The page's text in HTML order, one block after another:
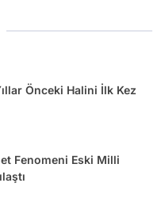
Önceki Halini İlk Kez
Fenomeni Eski Milli